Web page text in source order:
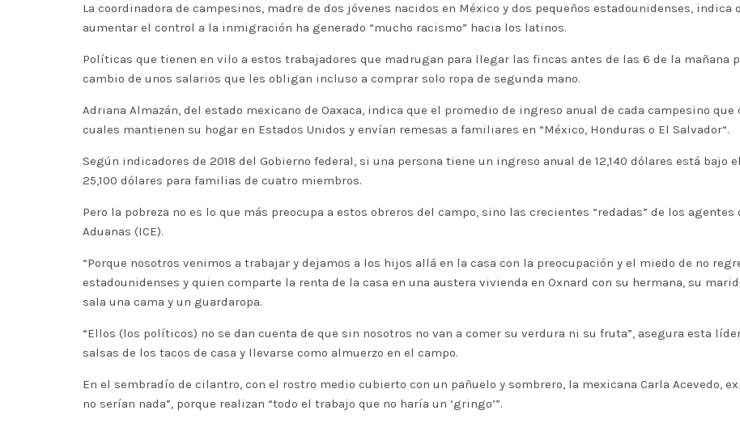
La coordinadora de campesinos, madre de dos jóvenes nacidos en México y dos pequeños estadounidenses,
aumentar el control a la inmigración ha generado “mucho racismo” hacia los latinos.
Políticas que tienen en vilo a estos trabajadores que madrugan para llegar las fincas antes de las 6 de la mañana
cambio de unos salarios que les obligan incluso a comprar solo ropa de segunda mano.
Adriana Almazán, del estado mexicano de Oaxaca, indica que el promedio de ingreso anual de cada campesino que
cuales mantienen su hogar en Estados Unidos y envían remesas a familiares en “México, Honduras o El Salvador“.
Según indicadores de 2018 del Gobierno federal, si una persona tiene un ingreso anual de 12,140 dólares está bajo
25,100 dólares para familias de cuatro miembros.
Pero la pobreza no es lo que más preocupa a estos obreros del campo, sino las crecientes “redadas” de los
Aduanas (ICE).
“Porque nosotros venimos a trabajar y dejamos a los hijos allá en la casa con la preocupación y el miedo de no
estadounidenses y quien comparte la renta de la casa en una austera vivienda en Oxnard con su hermana, su
sala una cama y un guardaropa.
“Ellos (los políticos) no se dan cuenta de que sin nosotros no van a comer su verdura ni su fruta”, asegura esta
salsas de los tacos de casa y llevarse como almuerzo en el campo.
En el sembradío de cilantro, con el rostro medio cubierto con un pañuelo y sombrero, la mexicana Carla Acevedo,
no serían nada”, porque realizan “todo el trabajo que no haría un ‘gringo’”.